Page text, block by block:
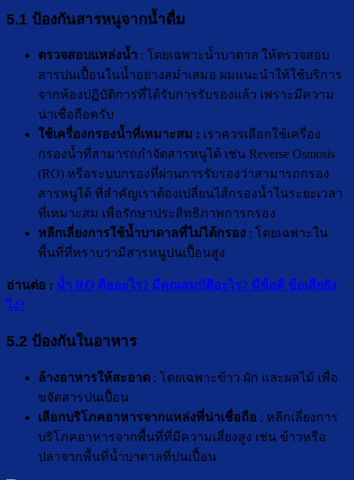
5.1 ป้องกันสารหนูจากน้ำดื่ม
ตรวจสอบแหล่งน้ำ : โดยเฉพาะน้ำบาดาล ให้ตรวจสอบ
สารปนเปื้อนในน้ำอย่างสม่ำเสมอ ผมแนะนำให้ใช้บริการ
จากห้องปฏิบัติการที่ได้รับการรับรองแล้ว เพราะมีความ
น่าเชื่อถือครับ
ใช้เครื่องกรองน้ำที่เหมาะสม : เราควรเลือกใช้เครื่อง
กรองน้ำที่สามารถกำจัดสารหนูได้ เช่น Reverse Osmosis
(RO) หรือระบบกรองที่ผ่านการรับรองว่าสามารถกรอง
สารหนูได้ ที่สำคัญเราต้องเปลี่ยนไส้กรองน้ำในระยะเวลา
ที่เหมาะสม เพื่อรักษาประสิทธิภาพการกรอง
หลีกเลี่ยงการใช้น้ำบาดาลที่ไม่ได้กรอง : โดยเฉพาะใน
พื้นที่ที่ทราบว่ามีสารหนูปนเปื้อนสูง
อ่านต่อ : น้ำ RO คืออะไร? มีคุณสมบัติอะไร? มีข้อดี ข้อเสียยัง
ไง?
5.2 ป้องกันในอาหาร
ล้างอาหารให้สะอาด : โดยเฉพาะข้าว ผัก และผลไม้ เพื่อ
ขจัดสารปนเปื้อน
เลือกบริโภคอาหารจากแหล่งที่น่าเชื่อถือ : หลีกเลี่ยงการ
บริโภคอาหารจากพื้นที่ที่มีความเสี่ยงสูง เช่น ข้าวหรือ
ปลาจากพื้นที่น้ำบาดาลที่ปนเปื้อน